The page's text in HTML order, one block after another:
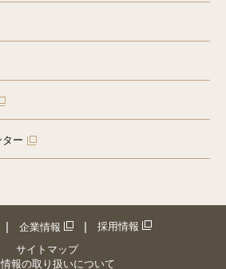
ー
企業情報
採用情報
サイトマップ
報の取り扱いについて